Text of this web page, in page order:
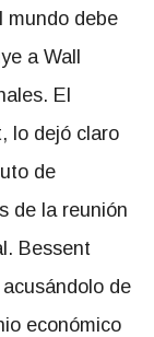
mundo debe
a Wall
El
lo dejó claro
de
de la reunión
Bessent
de
económico